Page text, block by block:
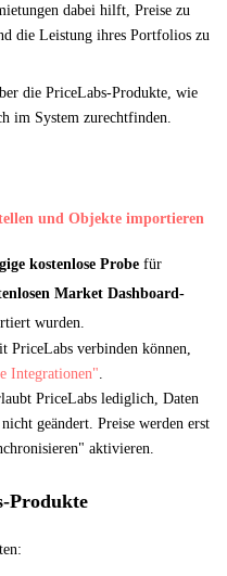
dabei hilft, Preise zu
die Leistung ihres Portfolios zu
die PriceLabs-Produkte, wie
im System zurechtfinden.
und Objekte importieren
kostenlose Probefür
Market Dashboard-
wurden.
PriceLabs verbinden können,
Integrationen".
PriceLabs lediglich, Daten
geändert. Preise werden erst
aktivieren.
Produkte